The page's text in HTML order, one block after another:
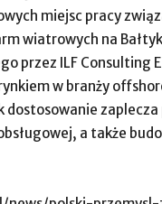
miejsc pracy
wiatrowych na
przez ILF Consulting
w branży
dostosowanie
a także